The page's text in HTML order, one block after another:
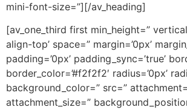
mini-font-size=”][/av_heading]
[av_one_third first min_height=”
align-top’ space=” margin=’0px’
padding=’0px’ padding_sync=’true’
border_color=’#f2f2f2′ radius=’0px’
background_color=” src=”
attachment_size=”